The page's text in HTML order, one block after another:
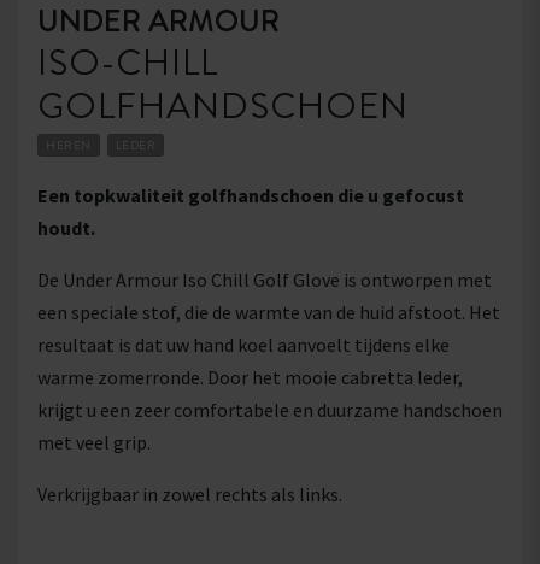
UNDER ARMOUR
ISO-CHILL
GOLFHANDSCHOEN
Een topkwaliteit golfhandschoen die u gefocust
houdt.
De Under Armour Iso Chill Golf Glove is ontworpen met
een speciale stof, die de warmte van de huid afstoot. Het
resultaat is dat uw hand koel aanvoelt tijdens elke
warme zomerronde. Door het mooie cabretta leder,
krijgt u een zeer comfortabele en duurzame handschoen
met veel grip.
Verkrijgbaar in zowel rechts als links.